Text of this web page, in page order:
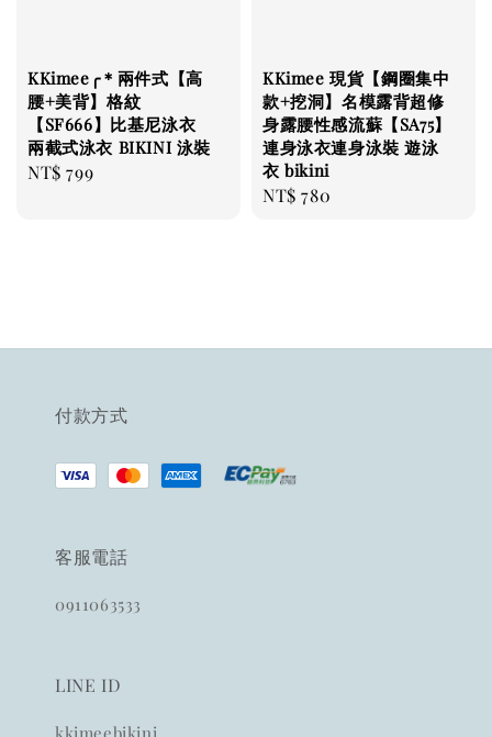
KKimee╭＊兩件式【高
腰+美背】格紋
【SF666】比基尼泳衣
兩截式泳衣 BIKINI 泳裝
Regular
NT$ 799
KKimee 現貨【鋼圈集中
款+挖洞】名模露背超修
身露腰性感流蘇【SA75】
連身泳衣連身泳裝 遊泳
衣 bikini
Regular
NT$ 780
付款方式
客服電話
0911063533
LINE ID
kkimeebikini